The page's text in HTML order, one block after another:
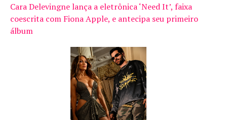
Cara Delevingne lança a eletrônica ‘Need It’, faixa
coescrita com Fiona Apple, e antecipa seu primeiro
álbum